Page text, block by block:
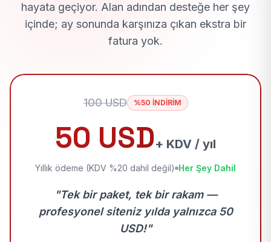
hayata geçiyor. Alan adından desteğe her şey
içinde; ay sonunda karşınıza çıkan ekstra bir
fatura yok.
100 USD %50 İNDİRİM
50 USD+ KDV / yıl
Yıllık ödeme (KDV %20 dahil değil) Her Şey Dahil
"Tek bir paket, tek bir rakam —
profesyonel siteniz yılda yalnızca 50
USD!"